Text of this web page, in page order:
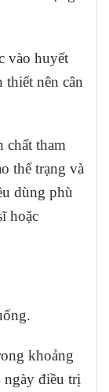
vào huyết
thiết nên cân
chất tham
thể trạng và
dùng phù
hoặc
khoảng
ngày điều trị